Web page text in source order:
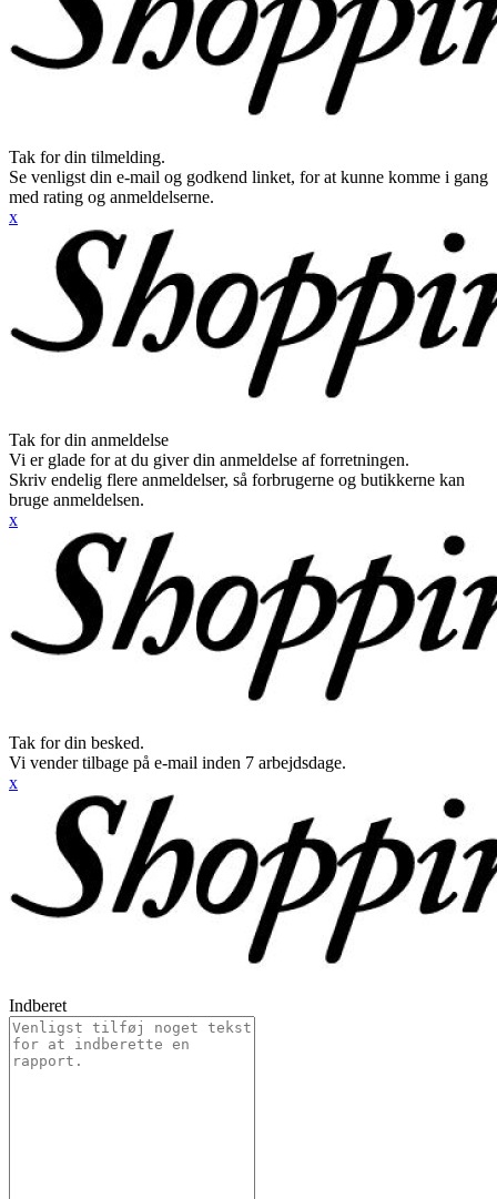
Tak for din tilmelding.
Se venligst din e-mail og godkend linket, for at kunne komme i gang
med rating og anmeldelserne.
x
Tak for din anmeldelse
Vi er glade for at du giver din anmeldelse af forretningen.
Skriv endelig flere anmeldelser, så forbrugerne og butikkerne kan
bruge anmeldelsen.
x
Tak for din besked.
Vi vender tilbage på e-mail inden 7 arbejdsdage.
x
Indberet